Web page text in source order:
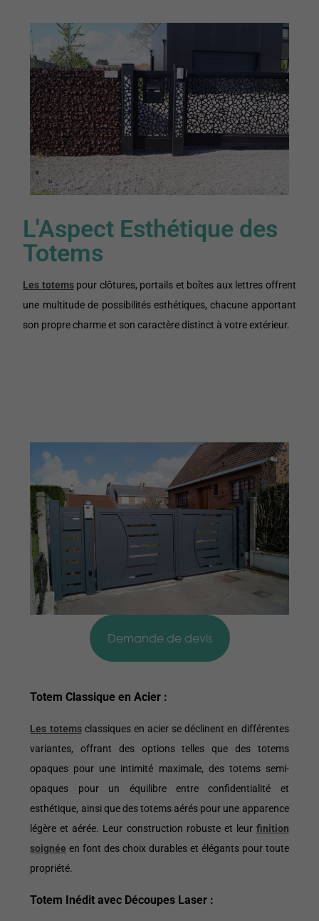
L'Aspect Esthétique des
Totems
Les totemspour clôtures, portails et boîtes aux lettres offrent
une multitude de possibilités esthétiques, chacune apportant
son propre charme et son caractère distinct à votre extérieur.
Demande de devis
Totem Classique en Acier :
Les totemsclassiques en acier se déclinent en différentes
variantes, offrant des options telles que des totems
opaques pour une intimité maximale, des totems semi-
opaques pour un équilibre entre confidentialité et
esthétique, ainsi que des totems aérés pour une apparence
légère et aérée. Leur construction robuste et leur finition
soignée en font des choix durables et élégants pour toute
propriété.
Totem Inédit avec Découpes Laser :